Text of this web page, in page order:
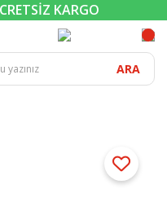
KARGO
ARA